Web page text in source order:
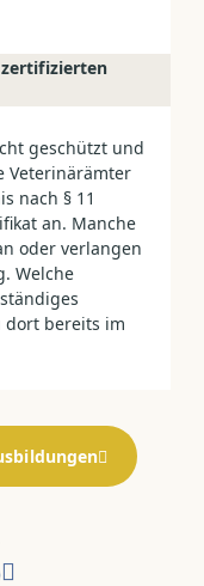
geschützt und
Veterinärämter
nach § 11
an. Manche
oder verlangen
Welche
dort bereits im